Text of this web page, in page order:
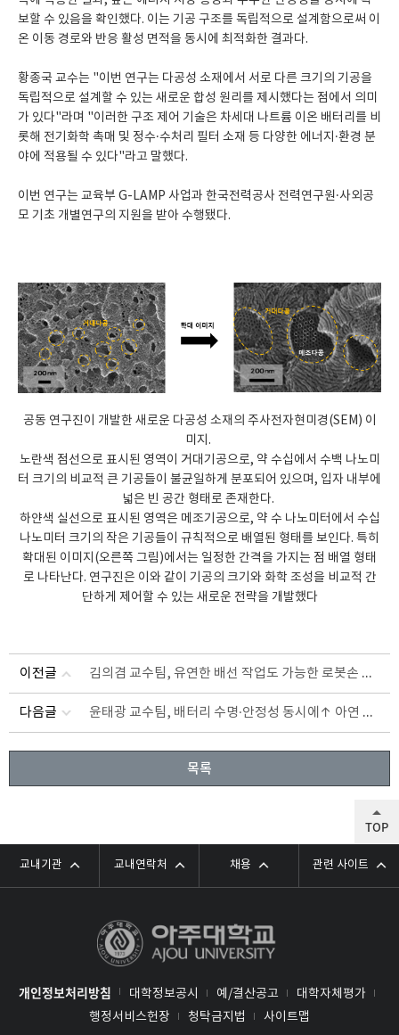
보할 수 있음을 확인했다. 이는 기공 구조를 독립적으로 설계함으로써 이
온 이동 경로와 반응 활성 면적을 동시에 최적화한 결과다.
황종국 교수는 "이번 연구는 다공성 소재에서 서로 다른 크기의 기공을
독립적으로 설계할 수 있는 새로운 합성 원리를 제시했다는 점에서 의미
가 있다"라며 "이러한 구조 제어 기술은 차세대 나트륨 이온 배터리를 비
롯해 전기화학 촉매 및 정수·수처리 필터 소재 등 다양한 에너지·환경 분
야에 적용될 수 있다"라고 말했다.
이번 연구는 교육부 G-LAMP 사업과 한국전력공사 전력연구원·사외공
모 기초 개별연구의 지원을 받아 수행됐다.
공동 연구진이 개발한 새로운 다공성 소재의 주사전자현미경(SEM) 이
미지.
노란색 점선으로 표시된 영역이 거대기공으로, 약 수십에서 수백 나노미
터 크기의 비교적 큰 기공들이 불균일하게 분포되어 있으며, 입자 내부에
넓은 빈 공간 형태로 존재한다.
하얀색 실선으로 표시된 영역은 메조기공으로, 약 수 나노미터에서 수십
나노미터 크기의 작은 기공들이 규칙적으로 배열된 형태를 보인다. 특히
확대된 이미지(오른쪽 그림)에서는 일정한 간격을 가지는 점 배열 형태
로 나타난다. 연구진은 이와 같이 기공의 크기와 화학 조성을 비교적 간
단하게 제어할 수 있는 새로운 전략을 개발했다
이전글 김의겸 교수팀, 유연한 배선 작업도 가능한 로봇손 개발
다음글 윤태광 교수팀, 배터리 수명·안정성 동시에↑ 아연 금속 설계 기술 개발
목록
교내기관 교내연락처 채용 관련 사이트
개인정보처리방침 대학정보공시 예/결산공고
대학자체평가
행정서비스헌장
청탁금지법 사이트맵
TOP